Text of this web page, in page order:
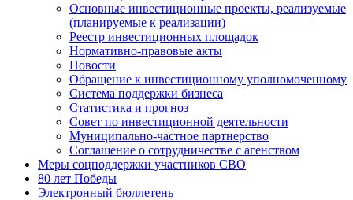
Основные инвестиционные проекты, реализуемые
(планируемые к реализации)
Реестр инвестиционных площадок
Нормативно-правовые акты
Новости
Обращение к инвестиционному уполномоченному
Система поддержки бизнеса
Статистика и прогноз
Совет по инвестиционной деятельности
Муниципально-частное партнерство
Соглашение о сотрудничестве с агенством
Меры соцподдержки участников СВО
80 лет Победы
Электронный бюллетень